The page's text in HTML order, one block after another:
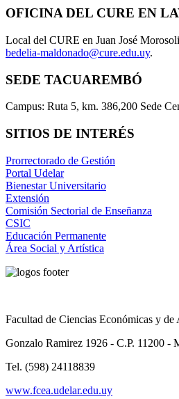
OFICINA DEL CURE EN
Local del CURE en Juan José
bedelia-maldonado@cure.edu.uy.
SEDE TACUAREMBÓ
Campus: Ruta 5, km. 386,200 Sede
SITIOS DE INTERÉS
Prorrectorado de Gestión
Portal Udelar
Bienestar Universitario
Extensión
Comisión Sectorial de Enseñanza
CSIC
Educación Permanente
Área Social y Artística
Facultad de Ciencias Económicas y de
Gonzalo Ramirez 1926 - C.P. 11200 -
Tel. (598) 24118839
www.fcea.udelar.edu.uy